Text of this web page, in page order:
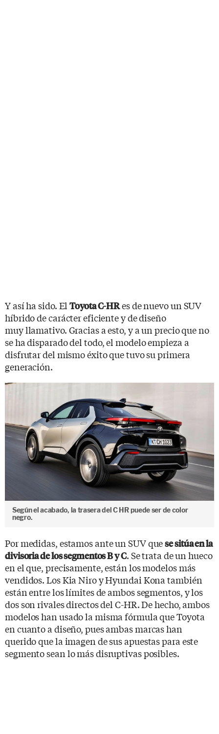
Y así ha sido. ElToyota C-HRes de nuevo un SUV
híbrido de carácter eficiente y de diseño
muy llamativo. Gracias a esto, y a un precio que no
se ha disparado del todo, el modelo empieza a
disfrutar del mismo éxito que tuvo su primera
generación.
Según el acabado, la trasera del C HR puede ser de color
negro.
Por medidas, estamos ante un SUV quese sitúa en la
divisoria de los segmentos B y C. Se trata de un hueco
en el que, precisamente, están los modelos más
vendidos. Los Kia Niro y Hyundai Kona también
están entre los límites de ambos segmentos, y los
dos son rivales directos del C-HR. De hecho, ambos
modelos han usado la misma fórmula que Toyota
en cuanto a diseño, pues ambas marcas han
querido que la imagen de sus apuestas para este
segmento sean lo más disruptivas posibles.